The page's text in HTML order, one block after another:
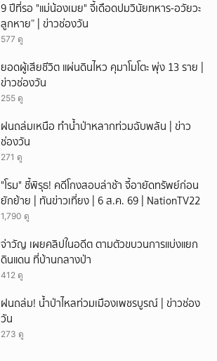
9 ปีที่รอ "แม่น้องเมย" จี้เดือดปมวินัยทหาร-อวัยวะ
ลูกหาย” | ข่าวช่องวัน
577 ดู
ยอดผู้เสียชีวิต แผ่นดินไหว คุมาโมโตะ พุ่ง 13 ราย |
ข่าวช่องวัน
255 ดู
ฝนถล่มเหนือ ทำน้ำป่าหลากท่วมฉับพลัน | ข่าว
ช่องวัน
271 ดู
"โรม" ชี้พิรุธ! คดีโกงสอบล่าช้า จี้อายัดทรัพย์ก่อน
ยักย้าย | ทันข่าวเที่ยง | 6 ส.ค. 69 | NationTV22
1,790 ดู
จ่าวัญ เผยคลิปในอดีต ตามตัวขบวนการแบ่งแยก
ดินแดน ที่บ้านกลางป่า
412 ดู
ฝนถล่ม! น้ำป่าไหลท่วมเมืองเพชรบูรณ์ | ข่าวช่อง
วัน
273 ดู